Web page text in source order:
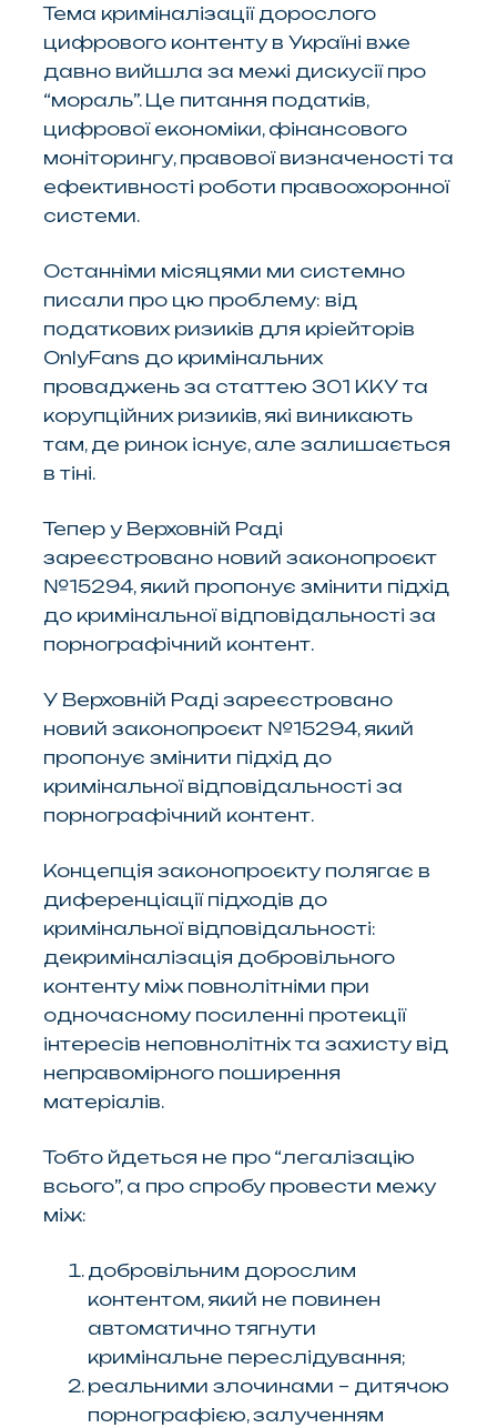
Тема криміналізації дорослого
цифрового контенту в Україні вже
давно вийшла за межі дискусії про
“мораль”. Це питання податків,
цифрової економіки, фінансового
моніторингу, правової визначеності та
ефективності роботи правоохоронної
системи.
Останніми місяцями ми системно
писали про цю проблему: від
податкових ризиків для кріейторів
OnlyFans до кримінальних
проваджень за статтею 301 ККУ та
корупційних ризиків, які виникають
там, де ринок існує, але залишається
в тіні.
Тепер у Верховній Раді
зареєстровано новий законопроєкт
№15294, який пропонує змінити підхід
до кримінальної відповідальності за
порнографічний контент.
У Верховній Раді зареєстровано
новий законопроєкт №15294, який
пропонує змінити підхід до
кримінальної відповідальності за
порнографічний контент.
Концепція законопроєкту полягає в
диференціації підходів до
кримінальної відповідальності:
декриміналізація добровільного
контенту між повнолітніми при
одночасному посиленні протекції
інтересів неповнолітніх та захисту від
неправомірного поширення
матеріалів.
Тобто йдеться не про “легалізацію
всього”, а про спробу провести межу
між:
добровільним дорослим
контентом, який не повинен
автоматично тягнути
кримінальне переслідування;
реальними злочинами – дитячою
порнографією, залученням